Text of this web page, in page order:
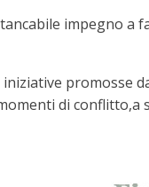
impegno a
promosse
di